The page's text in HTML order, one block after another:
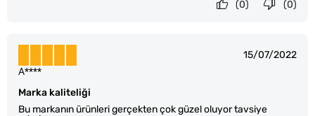
(0)
(0)
15/07/2022
Marka kaliteliği
Bu markanın ürünleri gerçekten çok güzel oluyor tavsiye
A****